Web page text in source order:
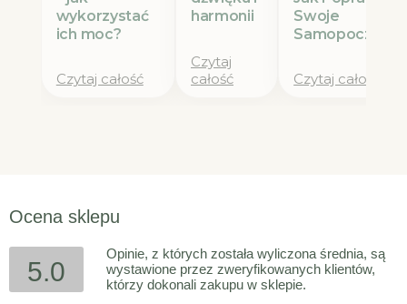
wykorzystać
ich moc?
Czytaj całość
harmonii
Czytaj
całość
Swoje
Samopoczucie
Czytaj całość
Ocena sklepu
5.0
Opinie, z których została wyliczona średnia, są
wystawione przez zweryfikowanych klientów,
którzy dokonali zakupu w sklepie.